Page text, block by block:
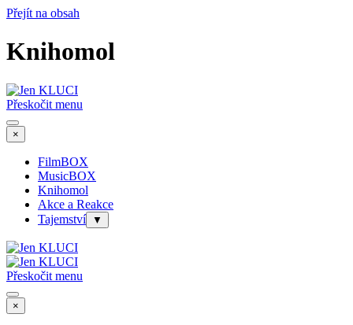
Přejít na obsah
Knihomol
Přeskočit menu
×
FilmBOX
MusicBOX
Knihomol
Akce a Reakce
Tajemství
▼
Přeskočit menu
×